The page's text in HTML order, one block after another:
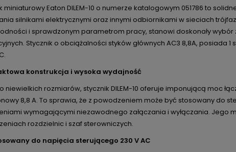
miniaturowy Eaton DILEM-10 o numerze katalogowym 051786 to
silnikami elektrycznymi oraz innymi odbiornikami w sieciach
i sprawdzonym parametrom pracy, stanowi doskonały wybór
Stycznik o obciążalności styków głównych AC3 8,8A, posiada
konstrukcja i wysoka wydajność
niewielkich rozmiarów, stycznik DILEM-10 oferuje imponującą moc
8,8 A. To sprawia, że z powodzeniem może być stosowany do
wymagającymi niezawodnego załączania i wyłączania. Jego
rozdzielnic i szaf sterowniczych.
do napięcia sterującego 230 V AC